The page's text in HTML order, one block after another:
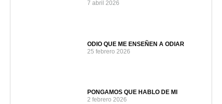
7 abril 2026
ODIO QUE ME ENSEÑEN A ODIAR
25 febrero 2026
PONGAMOS QUE HABLO DE MI
2 febrero 2026